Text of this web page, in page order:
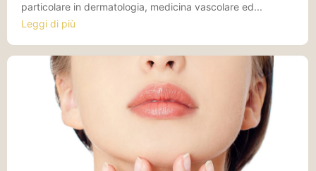
particolare in dermatologia, medicina vascolare ed...
Leggi di più